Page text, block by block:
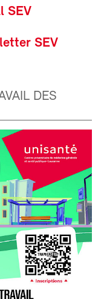
SEV
SEV
DES